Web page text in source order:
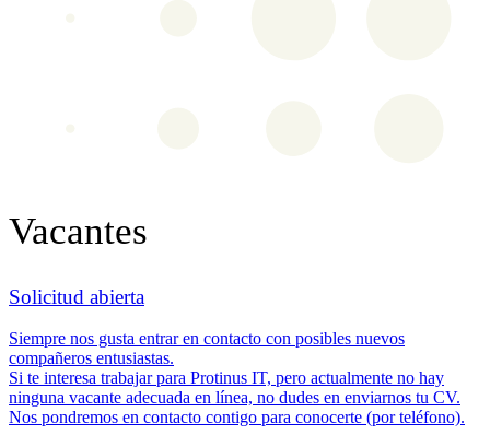
Vacantes
Solicitud abierta
Siempre nos gusta entrar en contacto con posibles nuevos
compañeros entusiastas.
Si te interesa trabajar para Protinus IT, pero actualmente no hay
ninguna vacante adecuada en línea, no dudes en enviarnos tu CV.
Nos pondremos en contacto contigo para conocerte (por teléfono).